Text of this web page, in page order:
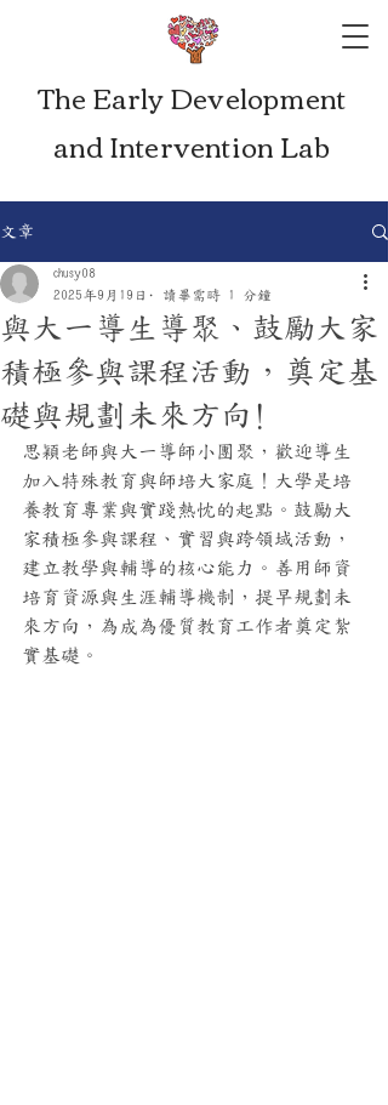
The Early Development
and Intervention Lab
文章
與大一導生導聚、鼓勵大家
積極參與課程活動，奠定基
礎與規劃未來方向!
chusy08
2025年9月19日
讀畢需時 1 分鐘
思穎老師與大一導師小團聚，歡迎導生
加入特殊教育與師培大家庭！大學是培
養教育專業與實踐熱忱的起點。鼓勵大
家積極參與課程、實習與跨領域活動，
建立教學與輔導的核心能力。善用師資
培育資源與生涯輔導機制，提早規劃未
來方向，為成為優質教育工作者奠定紮
實基礎。